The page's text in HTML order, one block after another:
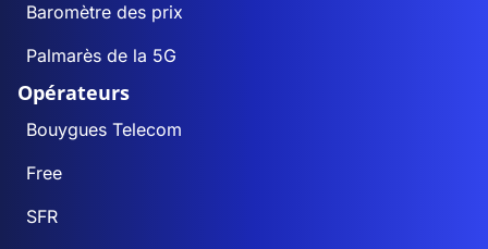
Baromètre des prix
Palmarès de la 5G
Opérateurs
Bouygues Telecom
Free
SFR